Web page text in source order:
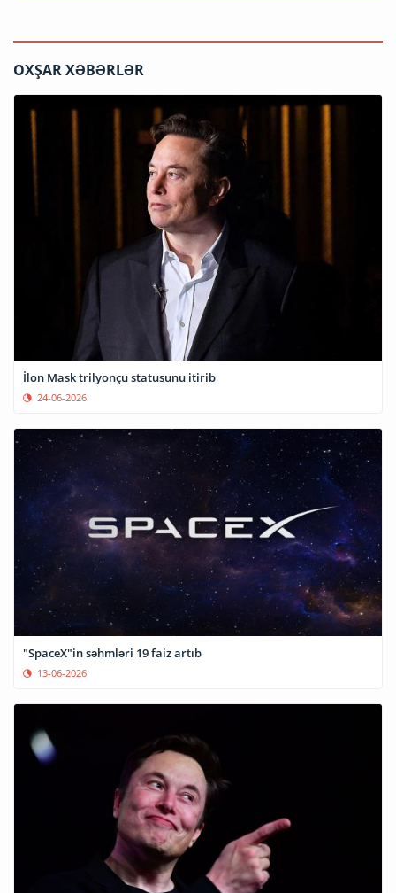
OXŞAR XƏBƏRLƏR
İlon Mask trilyonçu statusunu itirib
24-06-2026
"SpaceX"in səhmləri 19 faiz artıb
13-06-2026